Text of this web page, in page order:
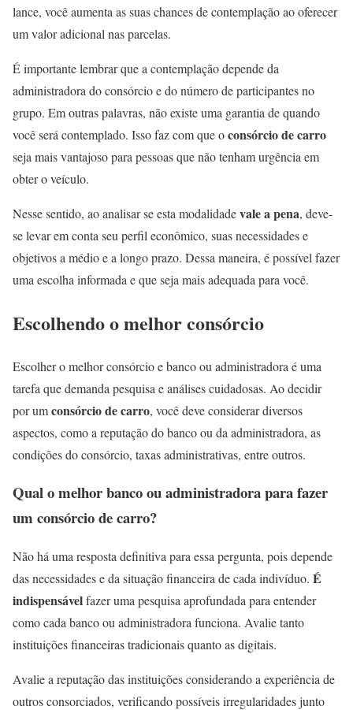
lance, você aumenta as suas chances de contemplação ao oferecer
um valor adicional nas parcelas.
É importante lembrar que a contemplação depende da
administradora do consórcio e do número de participantes no
grupo. Em outras palavras, não existe uma garantia de quando
você será contemplado. Isso faz com que oconsórcio de carro
seja mais vantajoso para pessoas que não tenham urgência em
obter o veículo.
Nesse sentido, ao analisar se esta modalidadevale a pena, deve-
se levar em conta seu perfil econômico, suas necessidades e
objetivos a médio e a longo prazo. Dessa maneira, é possível fazer
uma escolha informada e que seja mais adequada para você.
Escolhendo o melhor consórcio
Escolher o melhor consórcio e banco ou administradora é uma
tarefa que demanda pesquisa e análises cuidadosas. Ao decidir
por umconsórcio de carro, você deve considerar diversos
aspectos, como a reputação do banco ou da administradora, as
condições do consórcio, taxas administrativas, entre outros.
Qual o melhor banco ou administradora para fazer
um consórcio de carro?
Não há uma resposta definitiva para essa pergunta, pois depende
das necessidades e da situação financeira de cada indivíduo. É
indispensávelfazer uma pesquisa aprofundada para entender
como cada banco ou administradora funciona. Avalie tanto
instituições financeiras tradicionais quanto as digitais.
Avalie a reputação das instituições considerando a experiência de
outros consorciados, verificando possíveis irregularidades junto